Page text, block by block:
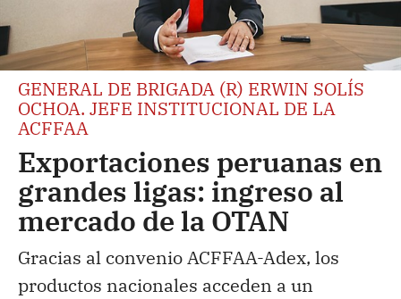
GENERAL DE BRIGADA (R) ERWIN SOLÍS
OCHOA. JEFE INSTITUCIONAL DE LA
ACFFAA
Exportaciones peruanas en
grandes ligas: ingreso al
mercado de la OTAN
Gracias al convenio ACFFAA-Adex, los
productos nacionales acceden a un